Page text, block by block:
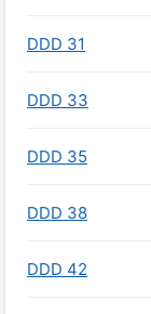
DDD 31
DDD 33
DDD 35
DDD 38
DDD 42